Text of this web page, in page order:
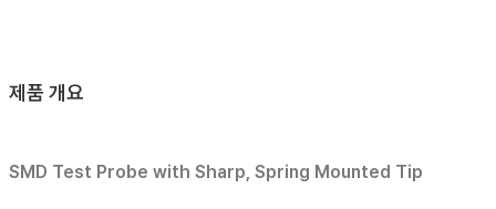
제품 개요
SMD Test Probe with Sharp, Spring Mounted Tip